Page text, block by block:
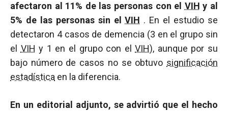
afectaron al 11% de las personas con el VIH y al
5% de las personas sin elVIH . En el estudio se
detectaron 4 casos de demencia (3 en el grupo sin
el VIH y 1 en el grupo con elVIH), aunque por su
bajo número de casos no se obtuvo significación
estadística en la diferencia.
En un editorial adjunto, se advirtió que el hecho